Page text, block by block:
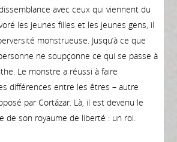
avec ceux qui viennent du
les jeunes filles et les jeunes gens, il
monstrueuse. Jusqu’à ce que
ne soupçonne ce qui se passe à
Le monstre a réussi à faire
différences entre les êtres – autre
par Cortázar. Là, il est devenu le
de son royaume de liberté : un roi.